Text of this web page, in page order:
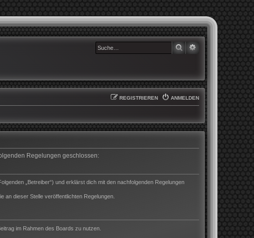
SUCHE
ANMELDEN
REGISTRIEREN
Regelungen geschlossen:
„Betreiber“) und erklärst dich mit den nachfolgenden Regelungen
an dieser Stelle veröffentlichten Regelungen.
im Rahmen des Boards zu nutzen.